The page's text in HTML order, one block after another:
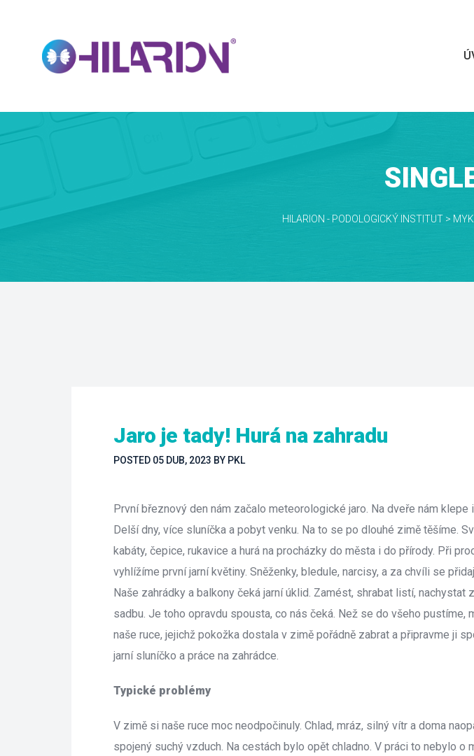
HILARION - PODOLOGICKÝ INSTITUT >
Jaro je tady! Hurá na zahradu
POSTED 05 DUB, 2023 BY PKL
První březnový den nám začalo meteorologické jaro. Na dveře nám klepe
Delší dny, více sluníčka a pobyt venku. Na to se po dlouhé zimě těšíme.
kabáty, čepice, rukavice a hurá na procházky do města i do přírody. Při
vyhlížíme první jarní květiny. Sněženky, bledule, narcisy, a za chvíli se
Naše zahrádky a balkony čeká jarní úklid. Zamést, shrabat listí, nachystat
adbu. Je toho opravdu spousta, co nás čeká. Než se do všeho pustíme,
naše ruce, jejichž pokožka dostala v zimě pořádně zabrat a připravme ji
jarní sluníčko a práce na zahrádce.
Typické problémy
V zimě si naše ruce moc neodpočinuly. Chlad, mráz, silný vítr a doma
pojený suchý vzduch. Na cestách bylo opět chladno. V práci to nebylo o